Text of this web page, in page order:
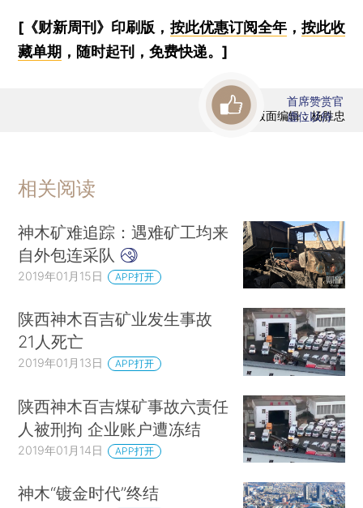
[《财新周刊》印刷版， 按此优惠订阅全年， 按此收
藏单期 ，随时起刊，免费快递。]
版面编辑：杨胜忠
首席赞赏官
虚位以待
相关阅读
神木矿难追踪：遇难矿工均来
自外包连采队
2019年01月15日 APP打开
陕西神木百吉矿业发生事故
21人死亡
2019年01月13日 APP打开
陕西神木百吉煤矿事故六责任
人被刑拘 企业账户遭冻结
2019年01月14日 APP打开
神木“镀金时代”终结